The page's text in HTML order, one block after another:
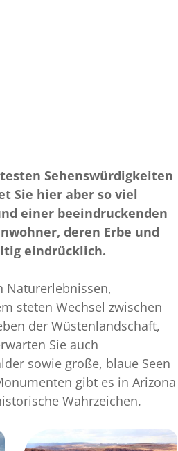
Sehenswürdigkeiten
Sie hier aber so viel
einer beeindruckenden
deren Erbe und
eindrücklich.
Naturerlebnissen,
steten Wechsel zwischen
der Wüstenlandschaft,
Sie auch
sowie große, blaue Seen
gibt es in Arizona
Wahrzeichen.